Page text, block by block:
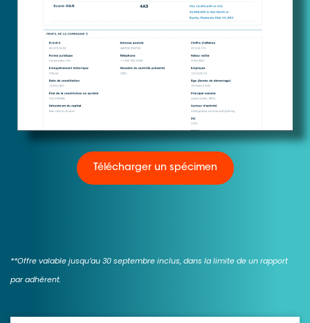
Télécharger un spécimen
**Offre valable jusqu’au 30 septembre inclus, dans la limite de un rapport
par adhérent.